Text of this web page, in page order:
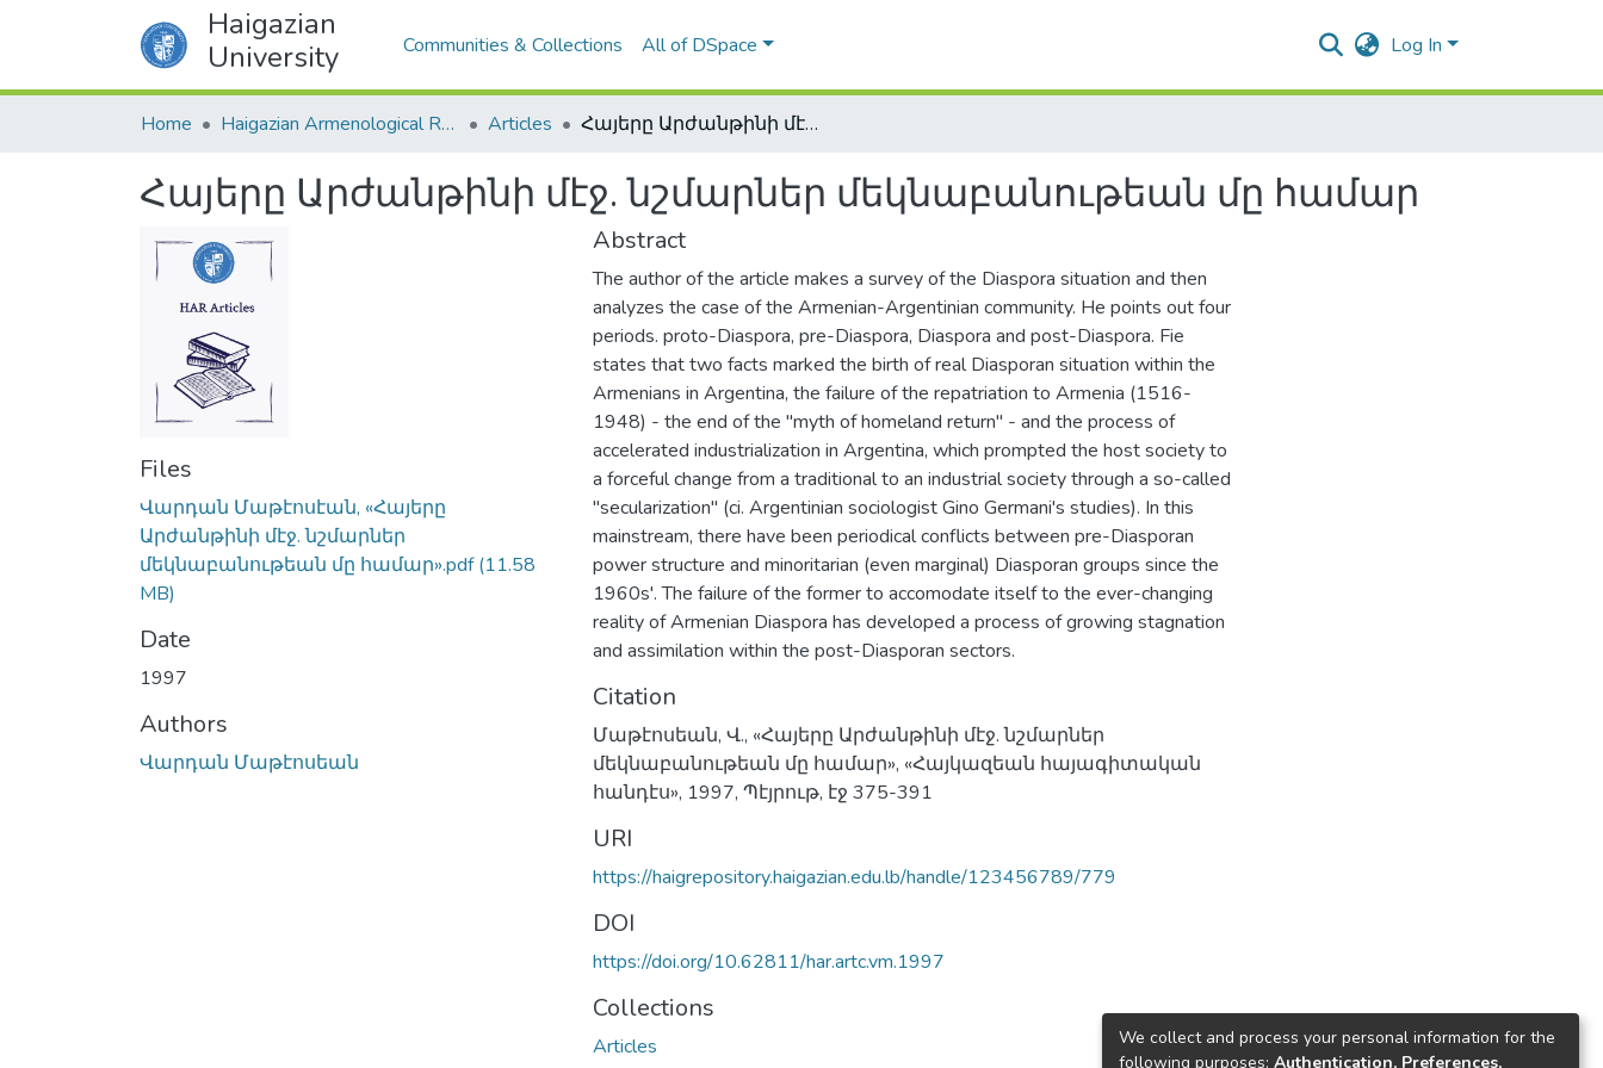
Haigazian
University
Communities & Collections All of DSpace Log In
Home Haigazian Armenological Review Articles Հայերը Արժանթինի մէջ. նշմարներ մեկնաբանութեան մը համար
Հայերը Արժանթինի մէջ. նշմարներ մեկնաբանութեան մը համար
Files
Վարդան Մաթէոսէան, «Հայերը
Արժանթինի մէջ. նշմարներ
մեկնաբանութեան մը համար».pdf(11.58
MB)
Date
1997
Authors
Վարդան Մաթէոսեան
Abstract
The author of the article makes a survey of the Diaspora situation and then
analyzes the case of the Armenian-Argentinian community. He points out four
periods. proto-Diaspora, pre-Diaspora, Diaspora and post-Diaspora. Fie
states that two facts marked the birth of real Diasporan situation within the
Armenians in Argentina, the failure of the repatriation to Armenia (1516-
1948) - the end of the "myth of homeland return" - and the process of
accelerated industrialization in Argentina, which prompted the host society to
a forceful change from a traditional to an industrial society through a so-called
"secularization" (ci. Argentinian sociologist Gino Germani's studies). In this
mainstream, there have been periodical conflicts between pre-Diasporan
power structure and minoritarian (even marginal) Diasporan groups since the
1960s'. The failure of the former to accomodate itself to the ever-changing
reality of Armenian Diaspora has developed a process of growing stagnation
and assimilation within the post-Diasporan sectors.
Citation
Մաթէոսեան, Վ., «Հայերը Արժանթինի մէջ. նշմարներ
մեկնաբանութեան մը համար», «Հայկազեան հայագիտական
հանդէս», 1997, Պէյրութ, էջ 375-391
URI
https://haigrepository.haigazian.edu.lb/handle/123456789/779
DOI
https://doi.org/10.62811/har.artc.vm.1997
Collections
Articles
We collect and process your personal information for the
following purposes: Authentication, Preferences,